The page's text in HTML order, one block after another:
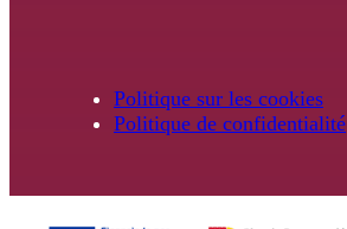
Politique sur les cookies
Politique de confidentialité